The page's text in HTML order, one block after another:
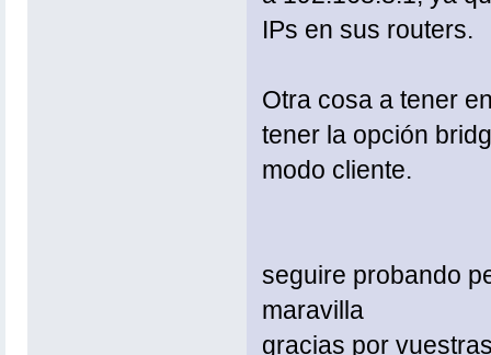
IPs en sus routers.
Otra cosa a tener
tener la opción
modo cliente.
seguire probando
maravilla
gracias por